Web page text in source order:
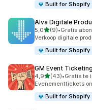
Built for Shopify
Alva Digitale
5,0van 5 sterren
(9)
9 recensies in totaal
•Gratis
Verkoop digitale
Built for Shopify
GM Event Ticketing
4,9van 5 sterren
(43)
43 recensies in
•Gratis te
Evenementtickets
Built for Shopify